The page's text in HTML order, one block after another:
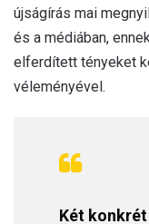
újságírás mai
és a médiában,
elferdített tényeket
véleményével.
Két